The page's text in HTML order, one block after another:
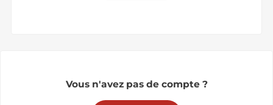
Vous n'avez pas de compte ?